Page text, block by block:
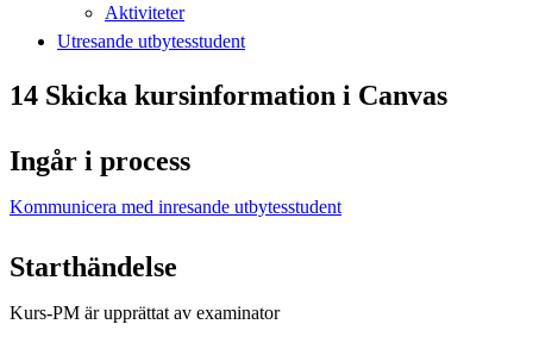
Aktiviteter
Utresande utbytesstudent
14 Skicka kursinformation i Canvas
Ingår i process
Kommunicera med inresande utbytesstudent
Starthändelse
Kurs-PM är upprättat av examinator